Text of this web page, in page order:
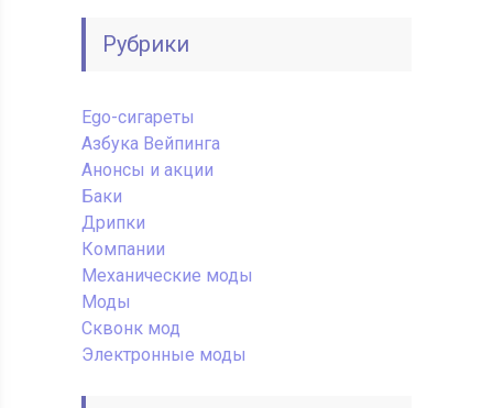
Рубрики
Ego-сигареты
Азбука Вейпинга
Анонсы и акции
Баки
Дрипки
Компании
Механические моды
Моды
Сквонк мод
Электронные моды